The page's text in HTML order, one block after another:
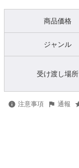
商品価格
ジャンル
受け渡し場所
注意事項 通報